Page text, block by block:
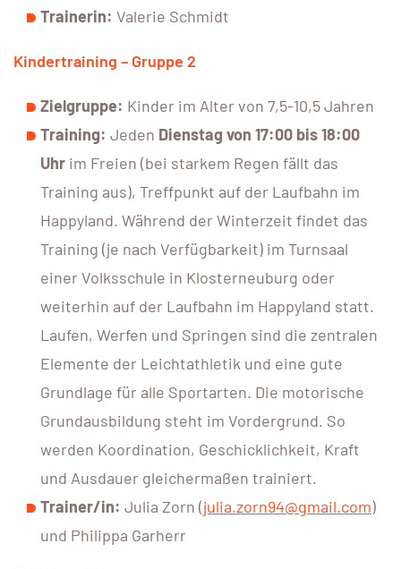
Trainerin: Valerie Schmidt
Kindertraining – Gruppe 2
Zielgruppe: Kinder im Alter von 7,5-10,5 Jahren
Training: Jeden Dienstag von 17:00 bis 18:00
Uhr im Freien (bei starkem Regen fällt das
Training aus), Treffpunkt auf der Laufbahn im
Happyland. Während der Winterzeit findet das
Training (je nach Verfügbarkeit) im Turnsaal
einer Volksschule in Klosterneuburg oder
weiterhin auf der Laufbahn im Happyland statt.
Laufen, Werfen und Springen sind die zentralen
Elemente der Leichtathletik und eine gute
Grundlage für alle Sportarten. Die motorische
Grundausbildung steht im Vordergrund. So
werden Koordination, Geschicklichkeit, Kraft
und Ausdauer gleichermaßen trainiert.
Trainer/in: Julia Zorn (julia.zorn94@gmail.com)
und Philippa Garherr